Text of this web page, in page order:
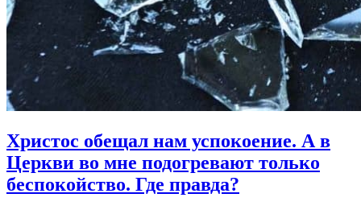
Христос обещал нам успокоение. А в
Церкви во мне подогревают только
беспокойство. Где правда?